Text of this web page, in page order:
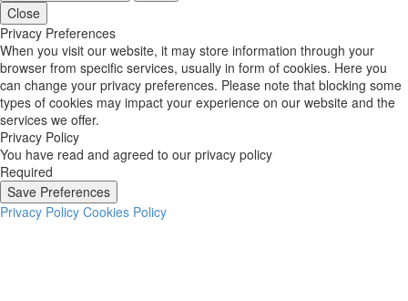
Close
Privacy Preferences
When you visit our website, it may store information through your
browser from specific services, usually in form of cookies. Here you
can change your privacy preferences. Please note that blocking some
types of cookies may impact your experience on our website and the
services we offer.
Privacy Policy
You have read and agreed to our privacy policy
Required
Save Preferences
Privacy Policy Cookies Policy